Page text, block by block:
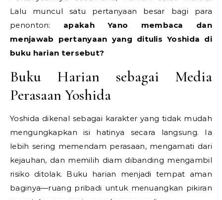
Lalu muncul satu pertanyaan besar bagi para
penonton: apakah Yano membaca dan
menjawab pertanyaan yang ditulis Yoshida di
buku harian tersebut?
Buku Harian sebagai Media
Perasaan Yoshida
Yoshida dikenal sebagai karakter yang tidak mudah
mengungkapkan isi hatinya secara langsung. Ia
lebih sering memendam perasaan, mengamati dari
kejauhan, dan memilih diam dibanding mengambil
risiko ditolak. Buku harian menjadi tempat aman
baginya—ruang pribadi untuk menuangkan pikiran